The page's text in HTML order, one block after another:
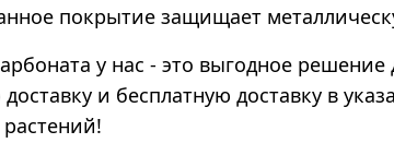
покрытие защищает
у нас - это выгодное
и бесплатную доставку в